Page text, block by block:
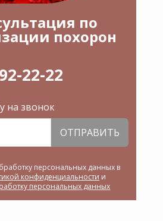
по
похорон
22-22
на звонок
ОТПРАВИТЬ
персональных данных в
конфиденциальности и
персональных данных